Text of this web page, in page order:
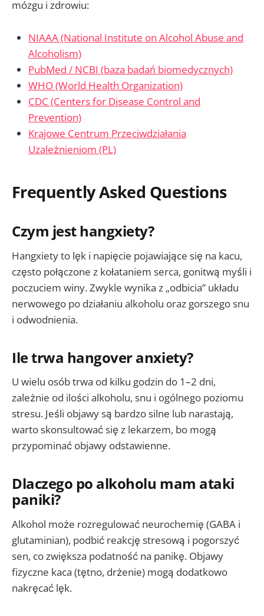
mózgu i zdrowiu:
NIAAA (National Institute on Alcohol Abuse and
Alcoholism)
PubMed / NCBI (baza badań biomedycznych)
WHO (World Health Organization)
CDC (Centers for Disease Control and
Prevention)
Krajowe Centrum Przeciwdziałania
Uzależnieniom (PL)
Frequently Asked Questions
Czym jest hangxiety?
Hangxiety to lęk i napięcie pojawiające się na kacu,
często połączone z kołataniem serca, gonitwą myśli i
poczuciem winy. Zwykle wynika z „odbicia” układu
nerwowego po działaniu alkoholu oraz gorszego snu
i odwodnienia.
Ile trwa hangover anxiety?
U wielu osób trwa od kilku godzin do 1–2 dni,
zależnie od ilości alkoholu, snu i ogólnego poziomu
stresu. Jeśli objawy są bardzo silne lub narastają,
warto skonsultować się z lekarzem, bo mogą
przypominać objawy odstawienne.
Dlaczego po alkoholu mam ataki
paniki?
Alkohol może rozregulować neurochemię (GABA i
glutaminian), podbić reakcję stresową i pogorszyć
sen, co zwiększa podatność na panikę. Objawy
fizyczne kaca (tętno, drżenie) mogą dodatkowo
nakręcać lęk.